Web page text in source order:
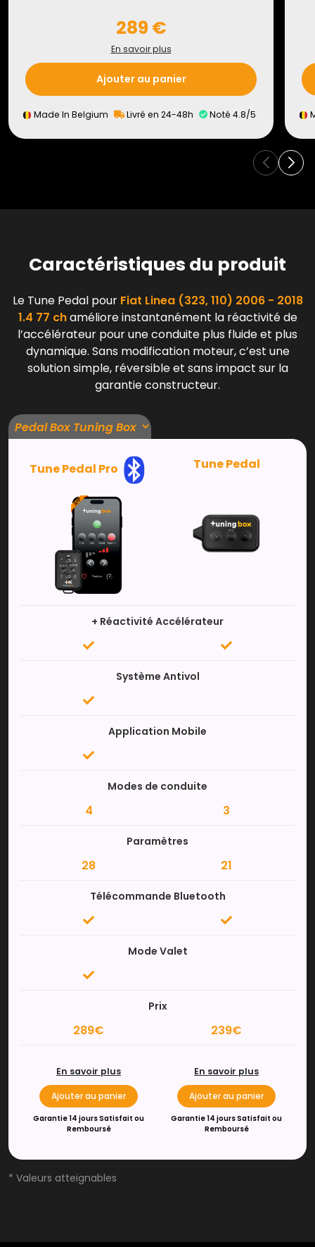
289 €
En savoir plus
Ajouter au panier
Made In Belgium Livré en 24-48h Noté 4.8/5
Caractéristiques du produit
Le Tune Pedal pour Fiat Linea (323, 110) 2006 - 2018
1.4 77 chaméliore instantanément la réactivité de
l’accélérateur pour une conduite plus fluide et plus
dynamique. Sans modification moteur, c’est une
solution simple, réversible et sans impact sur la
garantie constructeur.
Tune Pedal Pro Tune Pedal
+ Réactivité Accélérateur
Système Antivol
Application Mobile
Modes de conduite
4 3
Paramètres
28 21
Télécommande Bluetooth
Mode Valet
Prix
289€ 239€
En savoir plus
Ajouter au panier
Garantie 14 jours Satisfait ou
Remboursé
En savoir plus
Ajouter au panier
Garantie 14 jours Satisfait ou
Remboursé
* Valeurs atteignables